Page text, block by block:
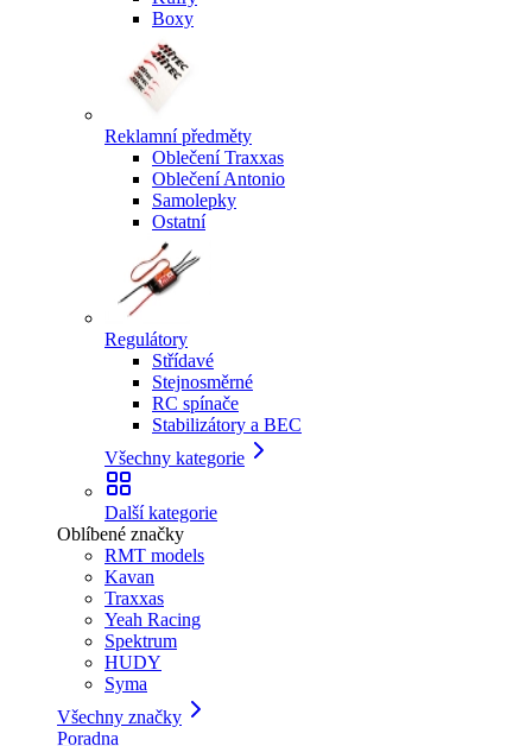
Boxy
Reklamní předměty
Oblečení Traxxas
Oblečení Antonio
Samolepky
Ostatní
Regulátory
Střídavé
Stejnosměrné
RC spínače
Stabilizátory a BEC
Všechny kategorie
Další kategorie
Oblíbené značky
RMT models
Kavan
Traxxas
Yeah Racing
Spektrum
HUDY
Syma
Všechny značky
Poradna